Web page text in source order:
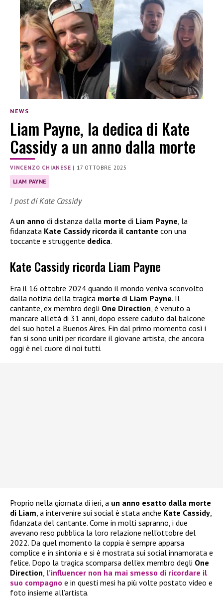
NEWS
Liam Payne, la dedica di Kate
Cassidy a un anno dalla morte
VINCENZO CHIANESE | 17 OTTOBRE 2025
LIAM PAYNE
I post di Kate Cassidy
A un anno di distanza dalla morte di Liam Payne, la
fidanzata Kate Cassidy ricorda il cantante con una
toccante e struggente dedica.
Kate Cassidy ricorda Liam Payne
Era il 16 ottobre 2024 quando il mondo veniva sconvolto
dalla notizia della tragica morte di Liam Payne. Il
cantante, ex membro degli One Direction , è venuto a
mancare all’età di 31 anni, dopo essere caduto dal balcone
del suo hotel a Buenos Aires. Fin dal primo momento così i
fan si sono uniti per ricordare il giovane artista, che ancora
oggi è nel cuore di noi tutti.
Proprio nella giornata di ieri, a un anno esatto dalla morte
di Liam , a intervenire sui social è stata anche Kate Cassidy
fidanzata del cantante. Come in molti sapranno, i due
avevano reso pubblica la loro relazione nell’ottobre del
2022. Da quel momento la coppia è sempre apparsa
complice e in sintonia e si è mostrata sui social innamorata e
felice. Dopo la tragica scomparsa dell’ex membro degli One
Direction l’influencer non ha mai smesso di ricordare il
suo compagno e in questi mesi ha più volte postato video e
foto insieme all’artista.